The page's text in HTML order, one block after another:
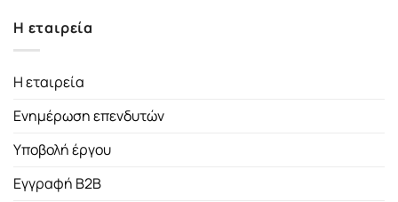
Η εταιρεία
Η εταιρεία
Ενημέρωση επενδυτών
Υποβολή έργου
Εγγραφή B2B